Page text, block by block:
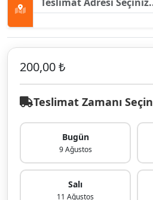
200,00 ₺
Teslimat Zamanı Seçin
Bugün
9 Ağustos
Salı
11 Ağustos